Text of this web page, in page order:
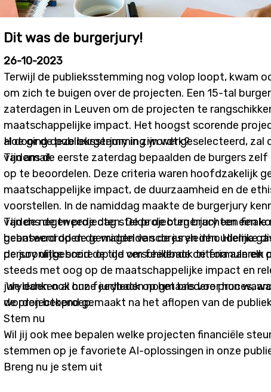
Dit was de burgerjury!
26-10-2023
Terwijl de publieksstemming nog volop loopt, kwam
om zich te buigen over de projecten. Een 15-tal
zaterdagen in Leuven om de projecten te
maatschappelijke impact. Het hoogst scorende
al door de publieksstemming wordt geselecteerd, zal
van amai!.
Hoe ging deze burgerjury in zijn werk?
Tijdens de eerste zaterdag bepaalden de burgers
op te beoordelen. Deze criteria waren hoofdzakelijk
maatschappelijke impact, de duurzaamheid en de
voorstellen. In de namiddag maakte de burgerjury
van de negen projecten. De projecten brachten een
beantwoordden de vragen van de juryleden. Hierna
persoonlijke score op de verschillende criteria aan elk
Tijdens de tweede dag stelde de burgerjury een finale
gebaseerd op de gemiddelde scores en inhoudelijke
de jury uitgebreid de tijd om feedback te formuleren
steeds met oog op de maatschappelijke impact en
juryleden ook hun feedback op het bredere proces,
de projectoproep.
We danken al onze juryleden nogmaals voor hun
worden bekend gemaakt na het aflopen van de
Stem nu
Wil jij ook mee bepalen welke projecten financiële
stemmen op je favoriete AI-oplossingen in onze
Breng nu je stem uit